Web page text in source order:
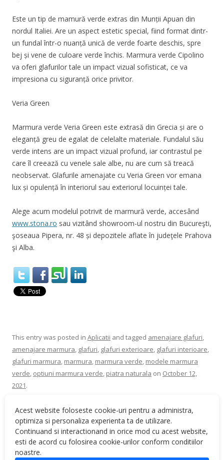
Acest website foloseste cookie-uri pentru a administra,
optimiza si personaliza experienta ta de utilizare.
Continuand si interactionand in orice mod cu acest website,
esti de acord cu folosirea cookie-urilor conform conditiilor
noastre.
Este un tip de mamură verde extras din Munții Apuan din
nordul Italiei. Are un aspect estetic special, fiind format dintr-
un fundal într-o nuanță unică de verde foarte deschis, spre
bej și vene de culoare verde închis. Marmura verde Cipolino
va oferi glafurilor tale un impact vizual sofisticat, ce va
impresiona cu siguranță orice privitor.
Veria Green
Marmura verde Veria Green este extrasă din Grecia și are o
eleganță greu de egalat de celelalte materiale. Fundalul său
verde intens are un impact vizual profund, iar contrastul pe
care îl creează cu venele sale albe, nu are cum să treacă
neobservat. Glafurile amenajate cu Veria Green vor emana
lux și opulență în interiorul sau exteriorul locuinței tale.
Alege acum modelul potrivit de marmură verde, accesând
www.stona.ro sau vizitând showroom-ul nostru din Bucureşti,
şoseaua Pipera, nr. 48 și depozitele aflate în judeţele Prahova
şi Alba.
This entry was posted in Aplicatii and tagged amenajare glafuri,
amenajare marmura, glafuri, glafuri exterioare, glafuri interioare,
glafuri marmura, marmura, marmura verde, modele marmura
verde, optiuni marmura verde, piatra naturala on October 12,
2021.
Post navigation
Optiuni de modele pentru